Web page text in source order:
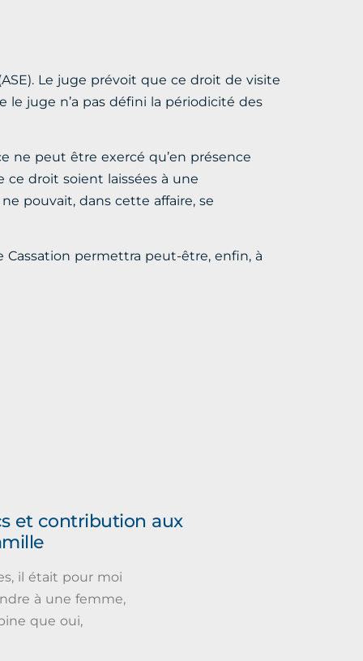
Le juge prévoit que ce droit de visite
juge n’a pas défini la périodicité des
ne peut être exercé qu’en présence
ce droit soient laissées à une
pouvait, dans cette affaire, se
Cassation permettra peut-être, enfin, à
et contribution aux
il était pour moi
à une femme,
que oui,